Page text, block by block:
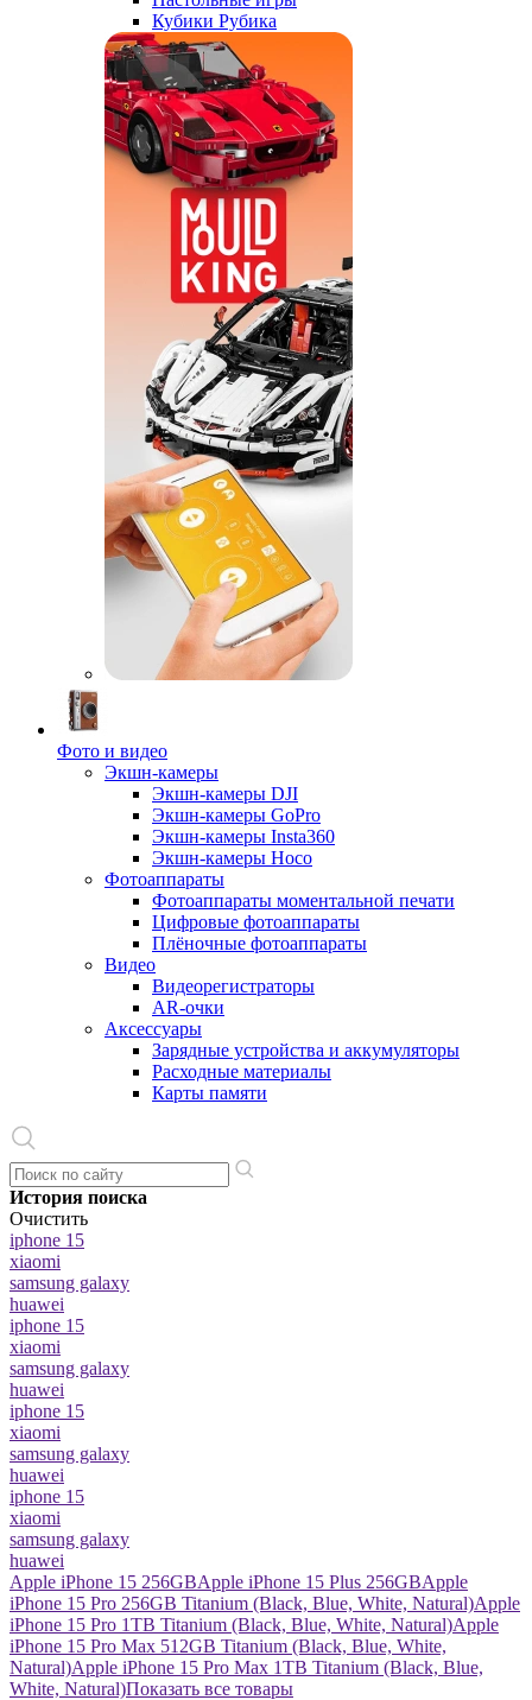
Кубики Рубика
Фото и видео
Экшн-камеры
Экшн-камеры DJI
Экшн-камеры GoPro
Экшн-камеры Insta360
Экшн-камеры Hoco
Фотоаппараты
Фотоаппараты моментальной печати
Цифровые фотоаппараты
Плёночные фотоаппараты
Видео
Видеорегистраторы
AR-очки
Аксессуары
Зарядные устройства и аккумуляторы
Расходные материалы
Карты памяти
История поиска
Очистить
iphone 15
xiaomi
samsung galaxy
huawei
iphone 15
xiaomi
samsung galaxy
huawei
iphone 15
xiaomi
samsung galaxy
huawei
iphone 15
xiaomi
samsung galaxy
huawei
Apple iPhone 15 256GBApple iPhone 15 Plus 256GBApple
iPhone 15 Pro 256GB Titanium (Black, Blue, White, Natural)Apple
iPhone 15 Pro 1TB Titanium (Black, Blue, White, Natural)Apple
iPhone 15 Pro Max 512GB Titanium (Black, Blue, White,
Natural)Apple iPhone 15 Pro Max 1TB Titanium (Black, Blue,
White, Natural)Показать все товары